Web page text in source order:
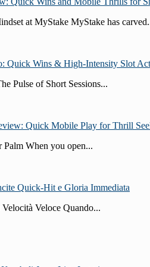
at MyStake MyStake has
Quick Wins & High‑Intensity Slot
Pulse of Short Sessions...
Quick Mobile Play for Thrill
When you open...
Quick‑Hit e Gloria Immediata
Veloce Quando...